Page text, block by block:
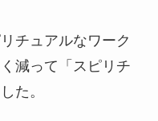
チュアルなワーク
減って「スピリチ
た。